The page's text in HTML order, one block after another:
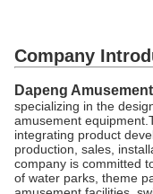
Company
Dapeng
specializing in the
amusement
integrating product
production, sales,
company is committed
of water parks, theme